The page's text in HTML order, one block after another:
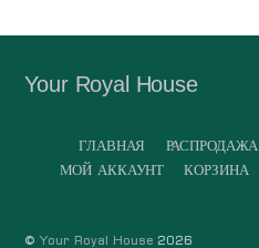
Your Royal House
ГЛАВНАЯ РАСПРОДАЖА
МОЙ АККАУНТ
КОРЗИНА
©Your Royal House 2026